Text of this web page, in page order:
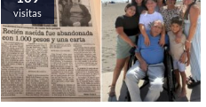
visitas